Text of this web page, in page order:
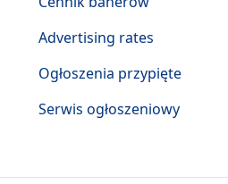
Advertising rates
Ogłoszenia przypięte
Serwis ogłoszeniowy